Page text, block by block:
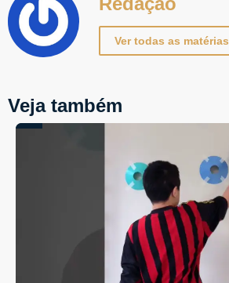
Ver todas as matérias
Veja também